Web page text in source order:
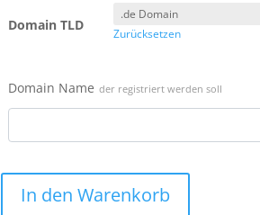
Domain TLD
Zurücksetzen
Domain Name der registriert werden soll
In den Warenkorb